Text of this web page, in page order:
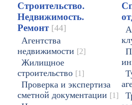
Строительство.
Недвижимость.
Ремонт [44]
Агентства
недвижимости [2]
Жилищное
строительство [1]
Проверка и экспертиза
сметной документации [1]